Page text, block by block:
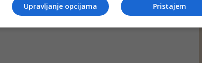
Pristajem
Upravljanje opcijama